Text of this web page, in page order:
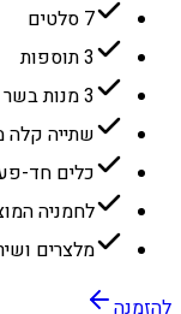
7 סלטים
3 תוספות
3 מנות בשר
שתייה קלה
כלים חד-
לחמניה
מלצרים ושירות
להזמנה